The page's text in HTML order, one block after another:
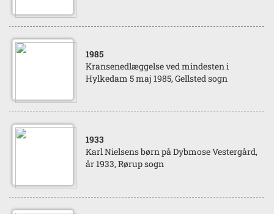
1985
Kransenedlæggelse ved mindesten i
Hylkedam 5 maj 1985, Gellsted sogn
1933
Karl Nielsens børn på Dybmose Vestergård,
år 1933, Rørup sogn